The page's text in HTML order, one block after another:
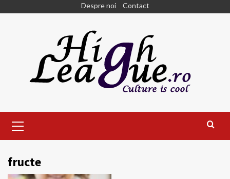
Despre noi Contact
Menu
fructe